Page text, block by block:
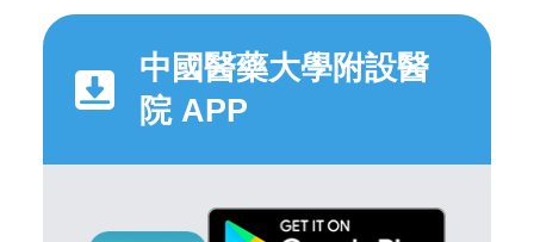
中國醫藥大學附設醫
院 APP